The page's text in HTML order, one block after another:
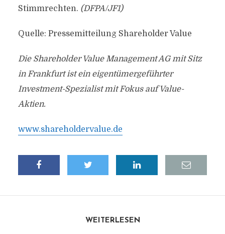
Stimmrechten. (DFPA/JF1)
Quelle: Pressemitteilung Shareholder Value
Die Shareholder Value Management AG mit Sitz
in Frankfurt ist ein eigentümergeführter
Investment-Spezialist mit Fokus auf Value-
Aktien.
www.shareholdervalue.de
WEITERLESEN